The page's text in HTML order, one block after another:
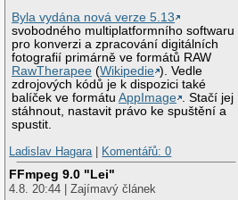
Byla vydána nová verze 5.13
svobodného multiplatformního softwaru
pro konverzi a zpracování digitálních
fotografií primárně ve formátů RAW
RawTherapee (Wikipedie ). Vedle
zdrojových kódů je k dispozici také
balíček ve formátuAppImage . Stačí jej
stáhnout, nastavit právo ke spuštění a
spustit.
Ladislav Hagara
Komentářů: 0
FFmpeg 9.0 "Lei"
4.8. 20:44 | Zajímavý článek